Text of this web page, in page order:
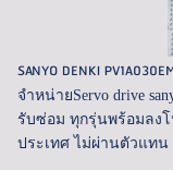
SANYO DENKI
จำหน่ายServo drive
รับซ่อม ทุกรุ่นพร้อมลงโ
ประเทศ ไม่ผ่านตัวแท